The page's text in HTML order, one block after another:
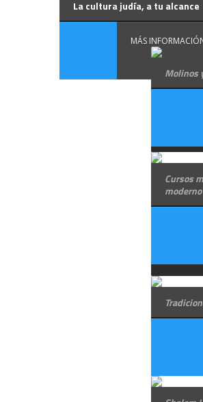
La cultura judía, a tu alcance
MÁS
Molinos
Cursos
moderno